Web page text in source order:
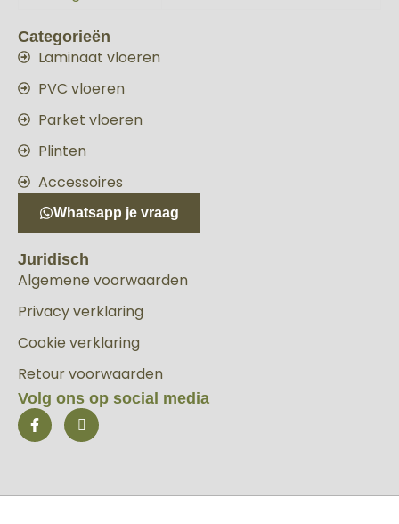
Categorieën
Laminaat vloeren
PVC vloeren
Parket vloeren
Plinten
Accessoires
Whatsapp je vraag
Juridisch
Algemene voorwaarden
Privacy verklaring
Cookie verklaring
Retour voorwaarden
Volg ons op social media